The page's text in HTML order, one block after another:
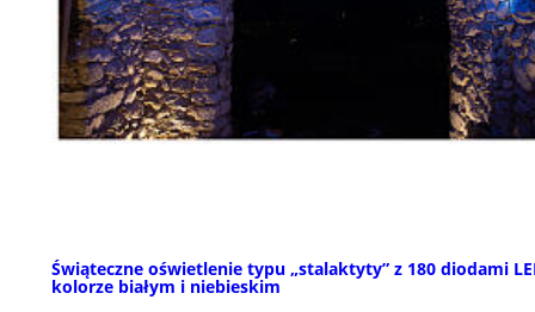
Świąteczne oświetlenie typu „stalaktyty” z 180 diodami
kolorze białym i niebieskim